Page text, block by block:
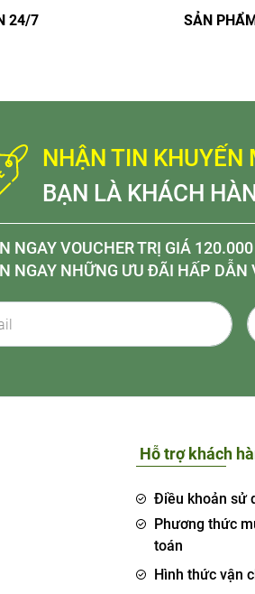
24/7 SẢN
NHẬN TIN KHUYẾN
BẠN LÀ KHÁCH
NGAY VOUCHER TRỊ GIÁ
NGAY NHỮNG ƯU ĐÃI HẤP DẪN
Hỗ trợ khách
Điều khoản sử
Phương thức
toán
Hình thức vận